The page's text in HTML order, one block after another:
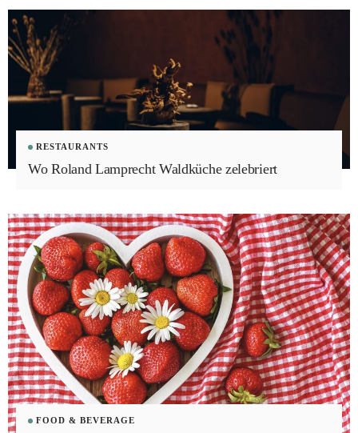
RESTAURANTS
Wo Roland Lamprecht Waldküche zelebriert
FOOD & BEVERAGE